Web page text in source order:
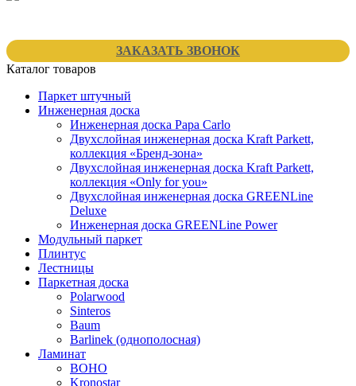
ЗАКАЗАТЬ ЗВОНОК
Каталог товаров
Паркет штучный
Инженерная доска
Инженерная доска Papa Carlo
Двухслойная инженерная доска Kraft Parkett,
коллекция «Бренд-зона»
Двухслойная инженерная доска Kraft Parkett,
коллекция «Only for you»
Двухслойная инженерная доска GREENLine
Deluxe
Инженерная доска GREENLine Power
Модульный паркет
Плинтус
Лестницы
Паркетная доска
Polarwood
Sinteros
Baum
Barlinek (однополосная)
Ламинат
BOHO
Kronostar